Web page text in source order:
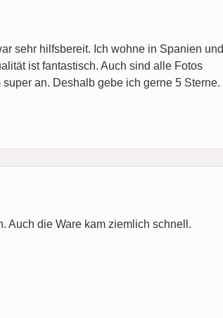
sehr hilfsbereit. Ich wohne in Spanien und
ist fantastisch. Auch sind alle Fotos
an. Deshalb gebe ich gerne 5 Sterne.
Auch die Ware kam ziemlich schnell.